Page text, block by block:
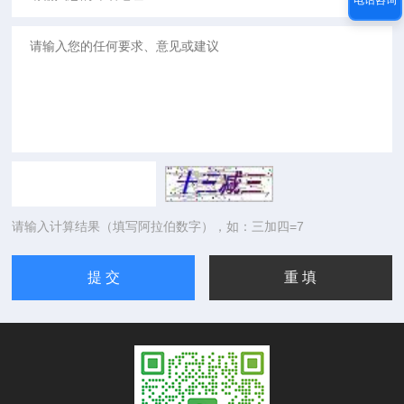
请输入计算结果（填写阿拉伯数字），如：三加四=7